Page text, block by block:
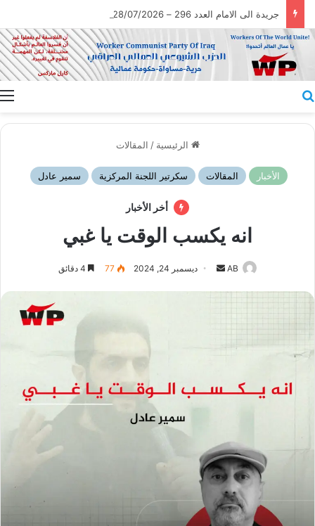
جريدة الى الامام العدد 296 – 28/07/2026
الرئيسية / المقالات
الأخبار المقالات سكرتير اللجنة المركزية سمير عادل
أخر الأخبار
انه يكسب الوقت يا غبي
AB
أرسل ديسمبر 24, 2024 77